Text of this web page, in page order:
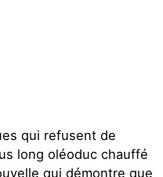
qui refusent de
long oléoduc chauffé
qui démontre que